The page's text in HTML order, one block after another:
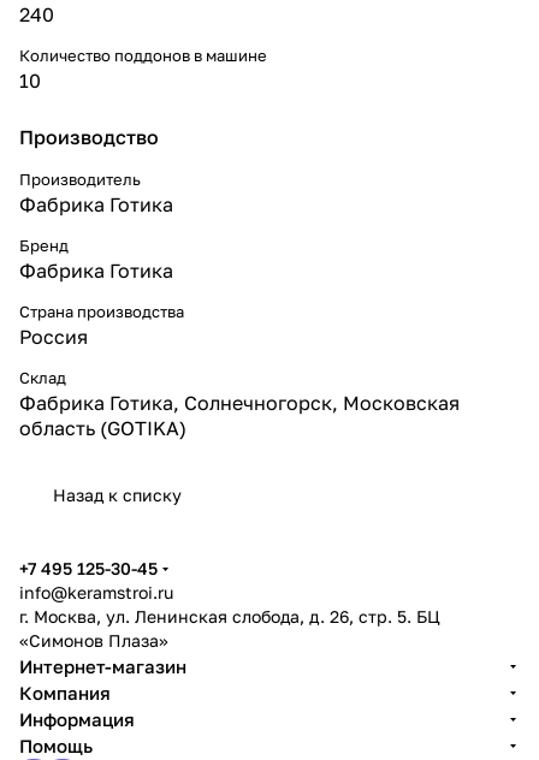
240
Количество поддонов в машине
10
Производство
Производитель
Фабрика Готика
Бренд
Фабрика Готика
Страна производства
Россия
Склад
Фабрика Готика, Солнечногорск, Московская
область (GOTIKA)
Назад к списку
+7 495 125-30-45
info@keramstroi.ru
г. Москва, ул. Ленинская слобода, д. 26, стр. 5. БЦ
«Симонов Плаза»
Интернет-магазин
Компания
Информация
Помощь